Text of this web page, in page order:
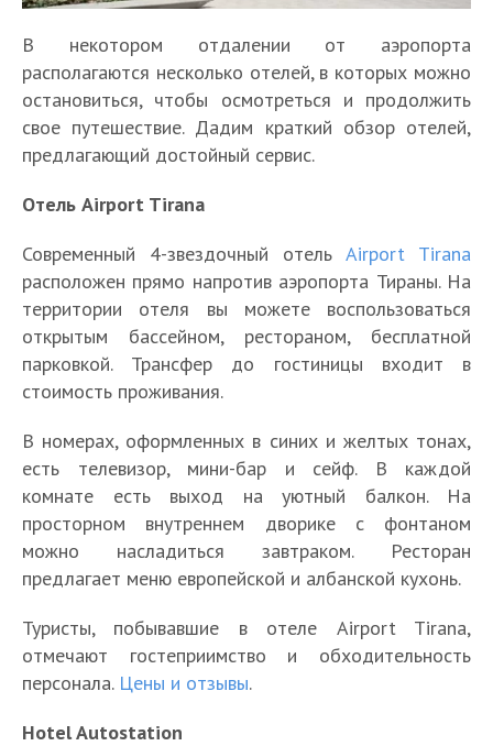
В некотором отдалении от аэропорта
располагаются несколько отелей, в которых можно
остановиться, чтобы осмотреться и продолжить
свое путешествие. Дадим краткий обзор отелей,
предлагающий достойный сервис.
Отель Airport Tirana
Современный 4-звездочный отельAirport Tirana
расположен прямо напротив аэропорта Тираны. На
территории отеля вы можете воспользоваться
открытым бассейном, рестораном, бесплатной
парковкой. Трансфер до гостиницы входит в
стоимость проживания.
В номерах, оформленных в синих и желтых тонах,
есть телевизор, мини-бар и сейф. В каждой
комнате есть выход на уютный балкон. На
просторном внутреннем дворике с фонтаном
можно насладиться завтраком. Ресторан
предлагает меню европейской и албанской кухонь.
Туристы, побывавшие в отеле Airport Tirana,
отмечают гостеприимство и обходительность
персонала. Цены и отзывы.
Hotel Autostation